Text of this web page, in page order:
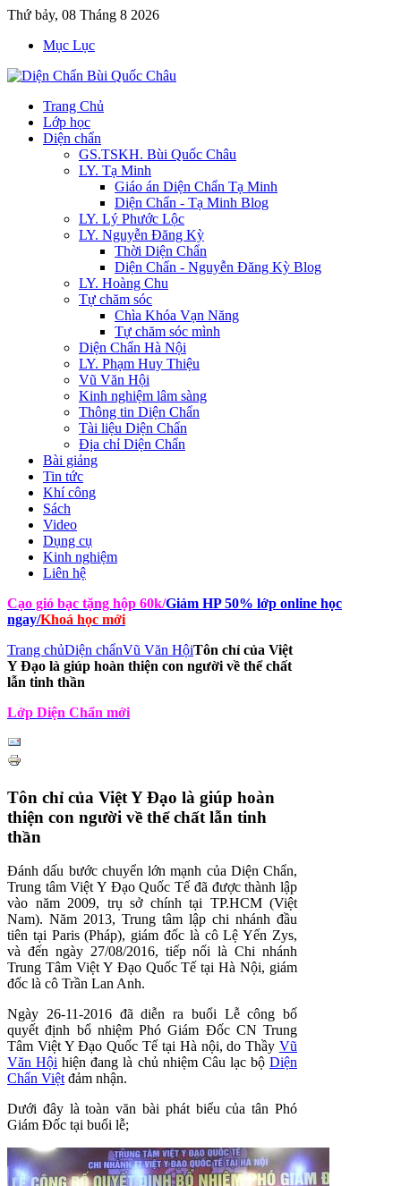
Thứ bảy, 08 Tháng 8 2026
Mục Lục
Trang Chủ
Lớp học
Diện chẩn
GS.TSKH. Bùi Quốc Châu
LY. Tạ Minh
Giáo án Diện Chẩn Tạ Minh
Diện Chẩn - Tạ Minh Blog
LY. Lý Phước Lộc
LY. Nguyễn Đăng Kỳ
Thời Diện Chẩn
Diện Chẩn - Nguyễn Đăng Kỳ Blog
LY. Hoàng Chu
Tự chăm sóc
Chìa Khóa Vạn Năng
Tự chăm sóc mình
Diện Chẩn Hà Nội
LY. Phạm Huy Thiệu
Vũ Văn Hội
Kinh nghiệm lâm sàng
Thông tin Diện Chẩn
Tài liệu Diện Chẩn
Địa chỉ Diện Chẩn
Bài giảng
Tin tức
Khí công
Sách
Video
Dụng cụ
Kinh nghiệm
Liên hệ
Cạo gió bạc tặng hộp 60k/Giảm HP 50% lớp online học
ngay/Khoá học mới
Trang chủDiện chẩnVũ Văn HộiTôn chỉ của Việt
Y Đạo là giúp hoàn thiện con người về thể chất
lẫn tinh thần
Lớp Diện Chẩn mới
Tôn chỉ của Việt Y Đạo là giúp hoàn
thiện con người về thể chất lẫn tinh
thần
Đánh dấu bước chuyển lớn mạnh của Diện Chẩn,
Trung tâm Việt Y Đạo Quốc Tế đã được thành lập
vào năm 2009, trụ sở chính tại TP.HCM (Việt
Nam). Năm 2013, Trung tâm lập chi nhánh đầu
tiên tại Paris (Pháp), giám đốc là cô Lệ Yến Zys,
và đến ngày 27/08/2016, tiếp nối là Chi nhánh
Trung Tâm Việt Y Đạo Quốc Tế tại Hà Nội, giám
đốc là cô Trần Lan Anh.
Ngày 26-11-2016 đã diễn ra buổi Lễ công bố
quyết định bổ nhiệm Phó Giám Đốc CN Trung
Tâm Việt Y Đạo Quốc Tế tại Hà nội, do Thầy Vũ
Văn Hội hiện đang là chủ nhiệm Câu lạc bộDiện
Chẩn Việtđảm nhận.
Dưới đây là toàn văn bài phát biểu của tân Phó
Giám Đốc tại buổi lễ;